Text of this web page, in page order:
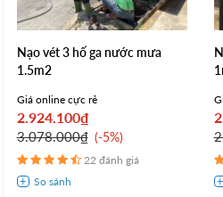
Nạo vét 3 hố ga nước mưa
1.5m2
Giá online cực rẻ
2.924.100₫
3.078.000₫ -5%
22 đánh giá